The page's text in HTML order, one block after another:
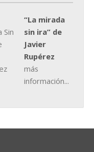
“La mirada
sin ira” de
Javier
Rupérez
más
información...